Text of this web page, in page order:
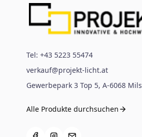
Tel: +43 5223 55474
verkauf@projekt-licht.at
Gewerbepark 3 Top 5, A-6068 Mils
Alle Produkte durchsuchen